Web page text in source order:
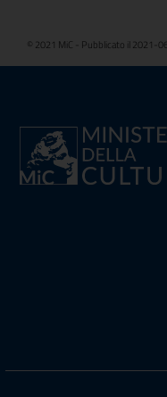
© 2021 MiC - Pubblicato il 2021-